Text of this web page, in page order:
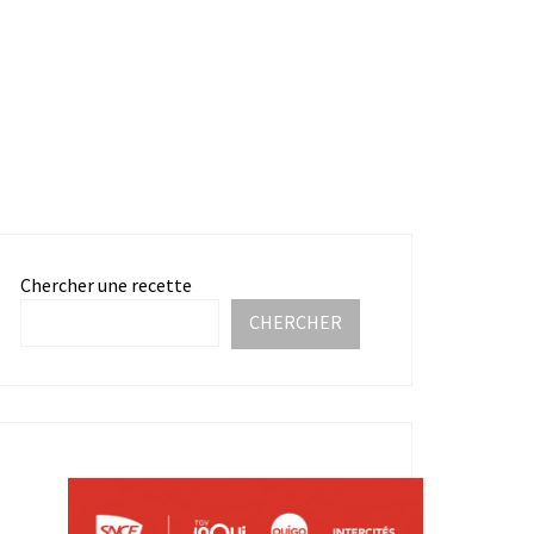
Chercher une recette
CHERCHER